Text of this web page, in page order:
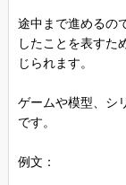
途中まで進めるの
したことを表すた
じられます。
ゲームや模型、シ
です。
例文：